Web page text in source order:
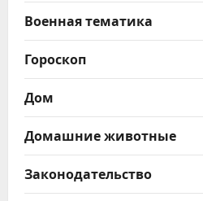
Военная тематика
Гороскоп
Дом
Домашние животные
Законодательство